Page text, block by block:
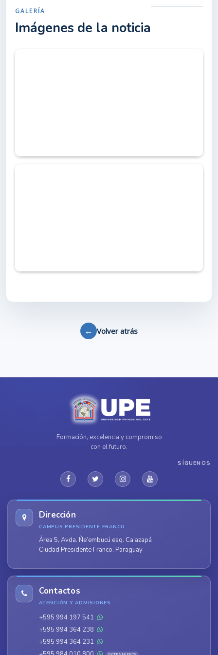
GALERÍA
Imágenes de la noticia
← Volver atrás
Formación, excelencia y compromiso
con el futuro.
SÍGUENOS
Dirección
CAMPUS PRESIDENTE FRANCO
Área 5, Avda. Ñe’embucú esq. Ca’azapá
Ciudad Presidente Franco, Paraguay
Contactos
ATENCIÓN Y ADMISIONES
+595 994 197 541
+595 994 364 238
+595 994 364 231